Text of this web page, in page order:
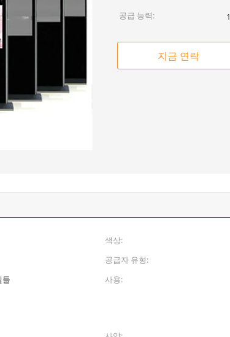
공급 능력:
지금 연락
색상:
공급자 유형:
들 사용: